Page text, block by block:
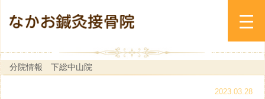
分院情報 下総中山院
2023.03.28